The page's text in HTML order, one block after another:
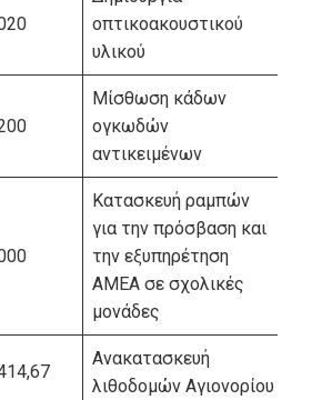
οπτικοακουστικού
υλικού
Μίσθωση κάδων
ογκωδών
αντικειμένων
Κατασκευή ραμπών
για την πρόσβαση και
την εξυπηρέτηση
ΑΜΕΑ σε σχολικές
μονάδες
Ανακατασκευή
λιθοδομών Αγιονορίου